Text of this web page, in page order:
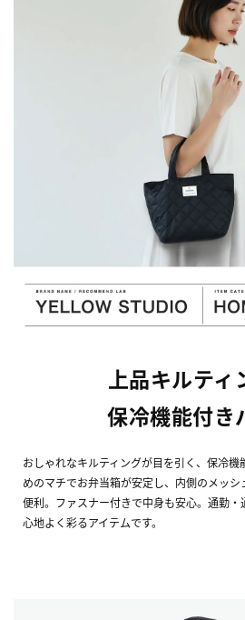
上品キルティ
保冷機能付き
おしゃれなキルティングが目を引く、保冷
めのマチでお弁当箱が安定し、内側のメッ
便利。ファスナー付きで中身も安心。通勤
心地よく彩るアイテムです。